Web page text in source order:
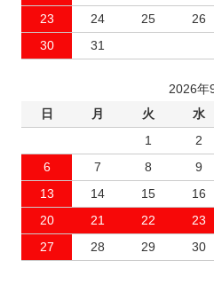
23
24 25 26
30
31
2026年
日
月 火 水
1
2
6
7 8 9
13
14 15 16
20
21 22 23
27
28 29 30